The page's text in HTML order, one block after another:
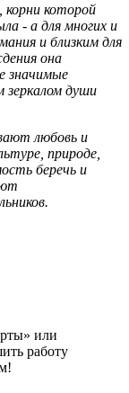
корни которой
- а для многих и
и близким для
она
значимые
зеркалом души
любовь и
природе,
беречь и
или
работу